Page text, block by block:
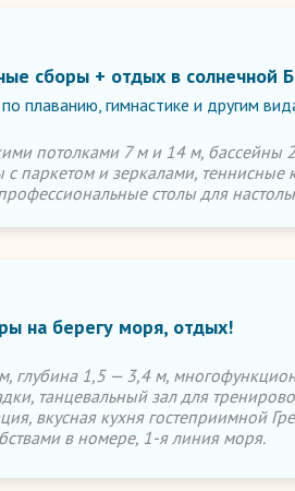
сборы + отдых в солнечной
плаванию, гимнастике и другим
потолками 7 м и 14 м, бассейны
с паркетом и зеркалами, теннисные
столы для
на берегу моря, отдых!
глубина 1,5 — 3,4 м,
танцевальный зал для
вкусная кухня гостеприимной
в номере, 1-я линия моря.